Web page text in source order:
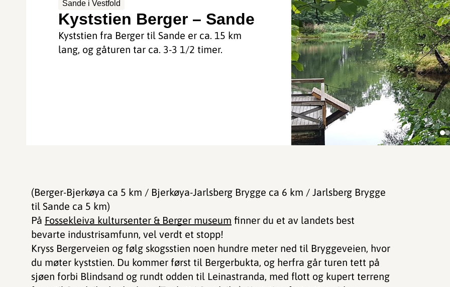
Sande i Vestfold
Kyststien Berger – Sande
Kyststien fra Berger til Sande er ca. 15 km
lang, og gåturen tar ca. 3-3 1/2 timer.
(Berger-Bjerkøya ca 5 km / Bjerkøya-Jarlsberg Brygge ca 6 km / Jarlsberg Brygge
til Sande ca 5 km)
På Fossekleiva kultursenter & Berger museum finner du et av landets best
bevarte industrisamfunn, vel verdt et stopp!
Kryss Bergerveien og følg skogsstien noen hundre meter ned til Bryggeveien, hvor
du møter kyststien. Du kommer først til Bergerbukta, og herfra går turen tett på
sjøen forbi Blindsand og rundt odden til Leinastranda, med flott og kupert terreng